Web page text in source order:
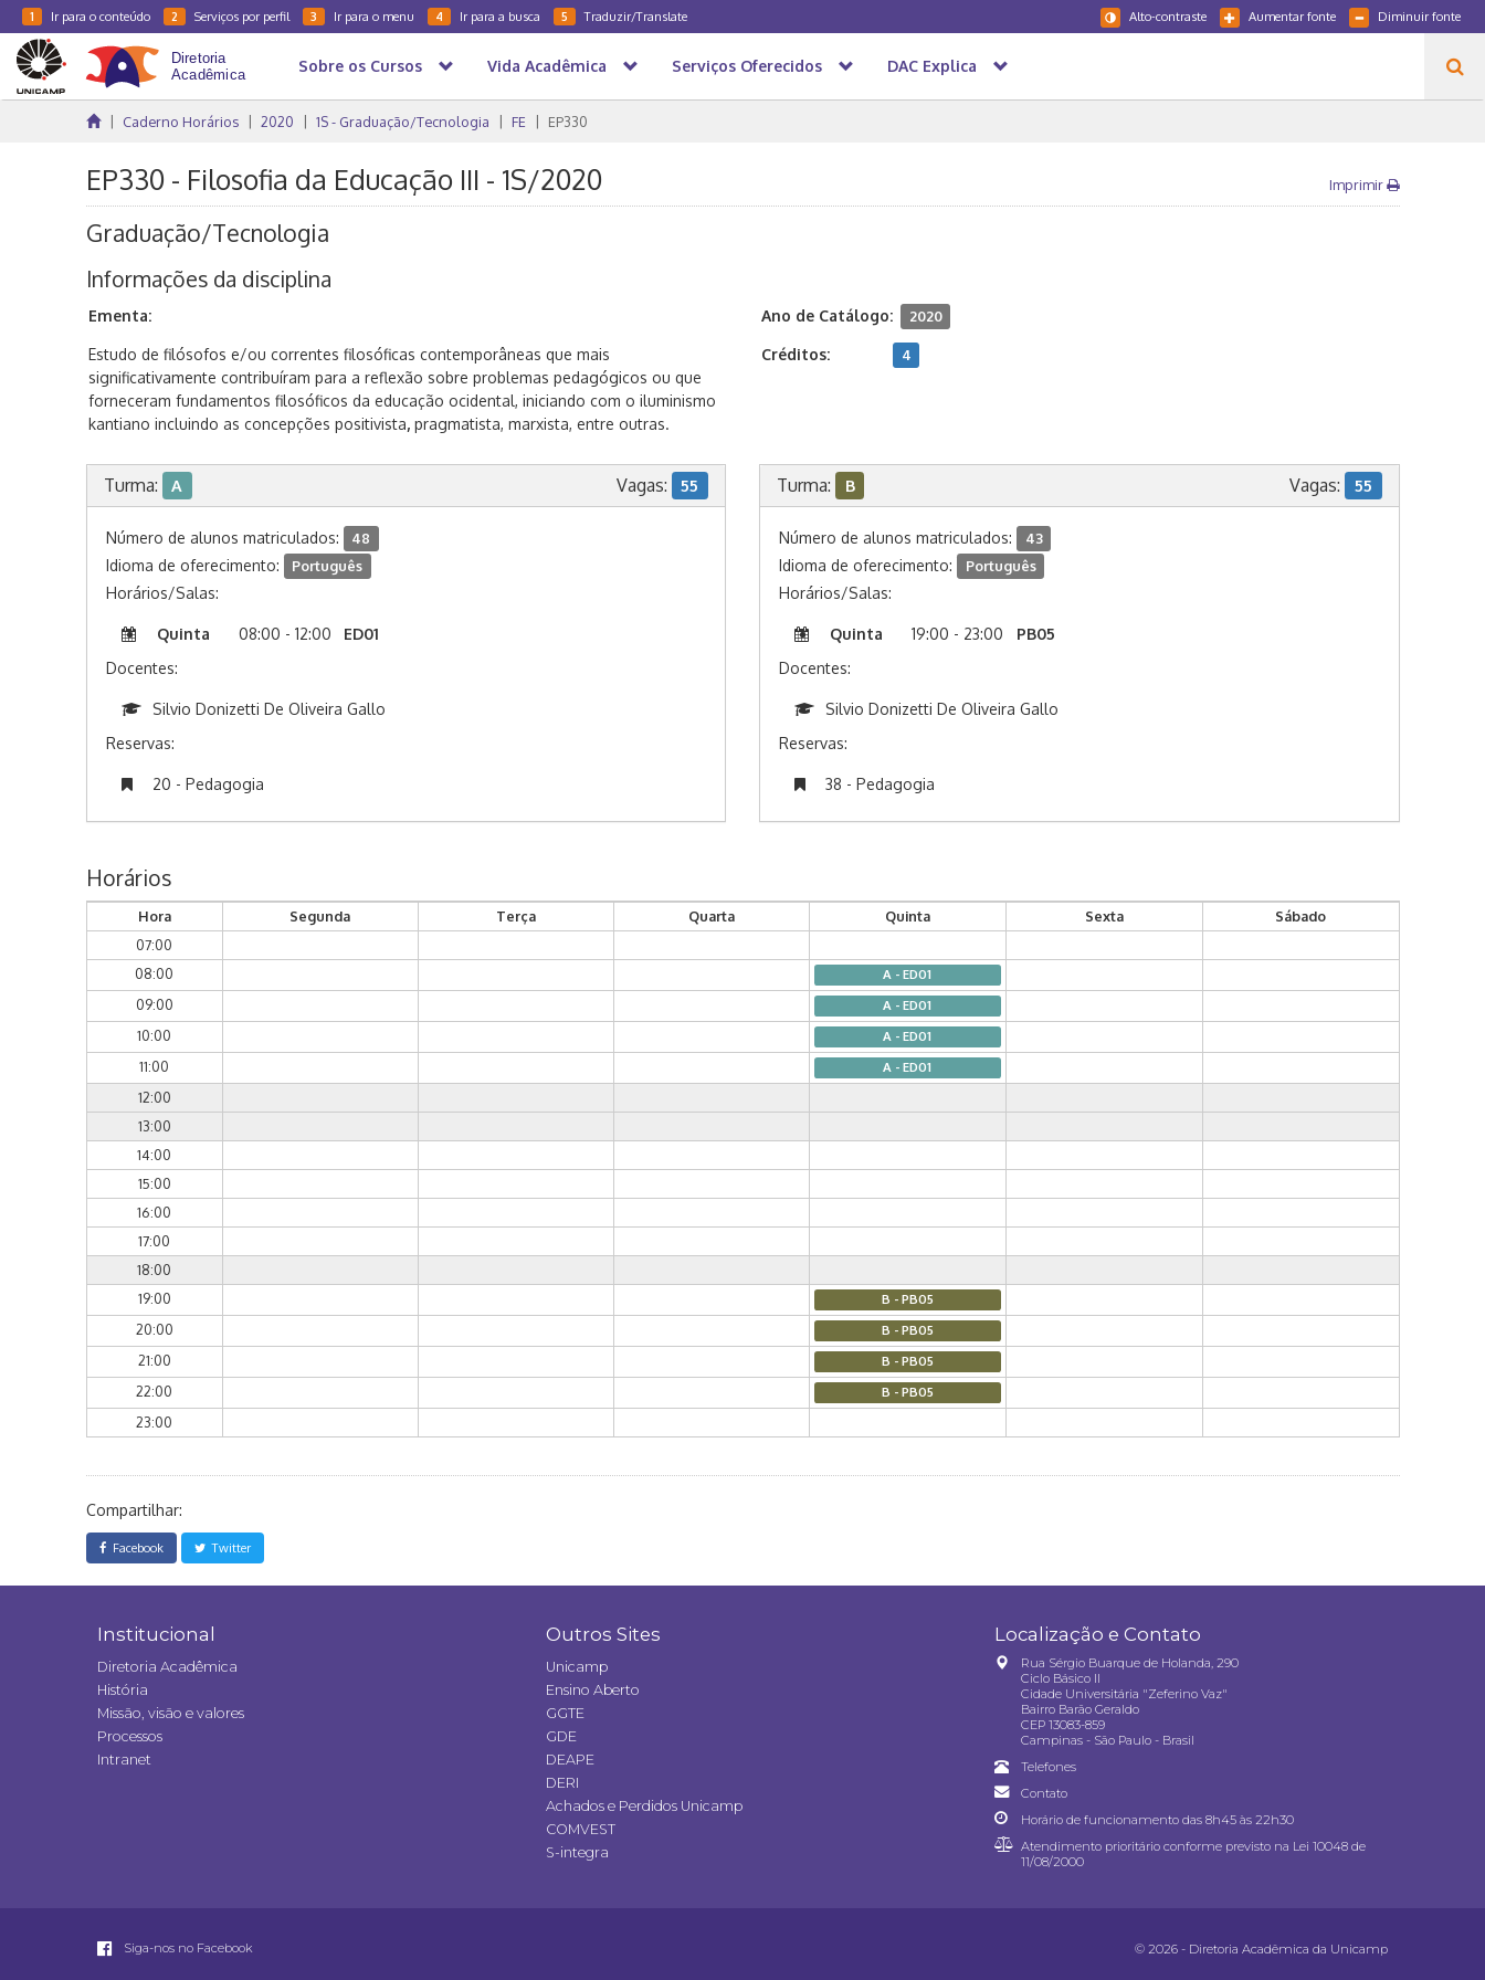
1 Ir para o conteúdo 2 Serviços por perfil 3 Ir para o menu 4 Ir para a busca 5 Traduzir/Translate Diminuir fonte
Aumentar fonte
Alto-contraste
Sobre os Cursos Vida Acadêmica Serviços Oferecidos DAC Explica
Caderno Horários 2020 1S - Graduação/Tecnologia FE EP330
EP330 - Filosofia da Educação III - 1S/2020 Imprimir
Graduação/Tecnologia
Informações da disciplina
Ementa:
Estudo de filósofos e/ou correntes filosóficas contemporâneas que mais
significativamente contribuíram para a reflexão sobre problemas pedagógicos ou que
forneceram fundamentos filosóficos da educação ocidental, iniciando com o iluminismo
kantiano incluindo as concepções positivista, pragmatista, marxista, entre outras.
Ano de Catálogo: 2020
Créditos: 4
Turma: A Vagas: 55
Número de alunos matriculados: 48
Idioma de oferecimento: Português
Horários/Salas:
Quinta 08:00 - 12:00
ED01
Docentes:
Silvio Donizetti De Oliveira Gallo
Reservas:
20 - Pedagogia
Turma: B Vagas: 55
Número de alunos matriculados: 43
Idioma de oferecimento: Português
Horários/Salas:
Quinta 19:00 - 23:00
PB05
Docentes:
Silvio Donizetti De Oliveira Gallo
Reservas:
38 - Pedagogia
Horários
Hora Segunda Terça Quarta Quinta Sexta
Sábado
07:00
08:00
A - ED01
09:00 A - ED01
10:00 A - ED01
11:00 A - ED01
12:00
13:00
14:00
15:00
16:00
17:00
18:00
19:00
B - PB05
20:00 B - PB05
21:00 B - PB05
22:00 B - PB05
23:00
Compartilhar:
Facebook Twitter
Institucional
Diretoria Acadêmica
História
Missão, visão e valores
Processos
Intranet
Outros Sites
Unicamp
Ensino Aberto
GGTE
GDE
DEAPE
DERI
Achados e Perdidos Unicamp
COMVEST
S-integra
Localização e Contato
Rua Sérgio Buarque de Holanda, 290
Ciclo Básico II
Cidade Universitária "Zeferino Vaz"
Bairro Barão Geraldo
CEP 13083-859
Campinas - São Paulo - Brasil
Telefones
Contato
Horário de funcionamento das 8h45 às 22h30
Atendimento prioritário conforme previsto na Lei 10048 de
11/08/2000
Siga-nos no Facebook © 2026 - Diretoria Acadêmica da Unicamp